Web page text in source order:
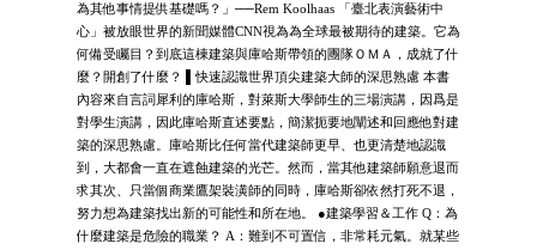
為其他事情提供基礎嗎？」──Rem Koolhaas 「臺北表演藝術中
心」被放眼世界的新聞媒體CNN視為為全球最被期待的建築。它為
何備受矚目？到底這棟建築與庫哈斯帶領的團隊ＯＭＡ，成就了什
麼？開創了什麼？ ▌快速認識世界頂尖建築大師的深思熟慮 本書
內容來自言詞犀利的庫哈斯，對萊斯大學師生的三場演講，因爲是
對學生演講，因此庫哈斯直述要點，簡潔扼要地闡述和回應他對建
築的深思熟慮。庫哈斯比任何當代建築師更早、也更清楚地認識
到，大都會一直在遮蝕建築的光芒。然而，當其他建築師願意退而
求其次、只當個商業鷹架裝潢師的同時，庫哈斯卻依然打死不退，
努力想為建築找出新的可能性和所在地。 ●建築學習＆工作 Q：為
什麼建築是危險的職業？ A：難到不可置信，非常耗元氣。就某些